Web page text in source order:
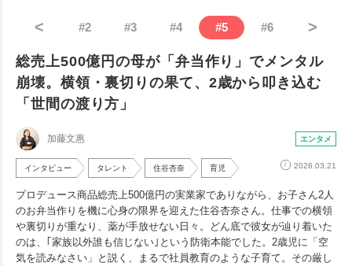
< #2 #3 #4 #5 #6 >
総売上500億円の母が「弁当作り」でメンタル
崩壊。横領・裏切りの果て、2歳から叩き込む
「世間の渡り方」
加藤文惠 エンタメ
インタビュー タレント 住谷杏奈 育児 2026.03.21
プロデュース商品総売上500億円の実業家でありながら、お子さん2人
のお弁当作りを機に心身の限界を迎えた住谷杏奈さん。仕事での横領
や裏切りが重なり、薬が手放せない日々。どん底で彼女が辿り着いた
のは、｢家族以外誰も信じない｣という防衛本能でした。2歳児に「空
気を読みなさい」と説く、まるで社員教育のような子育て。その厳し